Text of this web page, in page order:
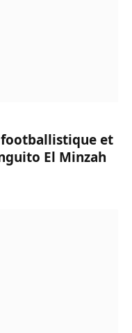
footballistique et
El Minzah